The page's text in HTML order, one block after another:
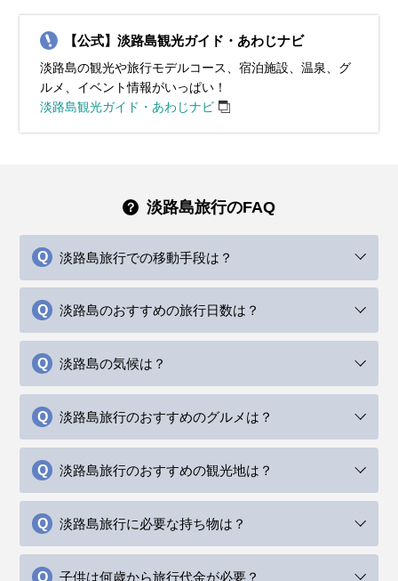
【公式】淡路島観光ガイド・あわじナビ
淡路島の観光や旅行モデルコース、宿泊施設、温泉、グ
ルメ、イベント情報がいっぱい！
淡路島観光ガイド・あわじナビ
淡路島旅行のFAQ
淡路島旅行での移動手段は？
淡路島のおすすめの旅行日数は？
淡路島の気候は？
淡路島旅行のおすすめのグルメは？
淡路島旅行のおすすめの観光地は？
淡路島旅行に必要な持ち物は？
子供は何歳から旅行代金が必要？